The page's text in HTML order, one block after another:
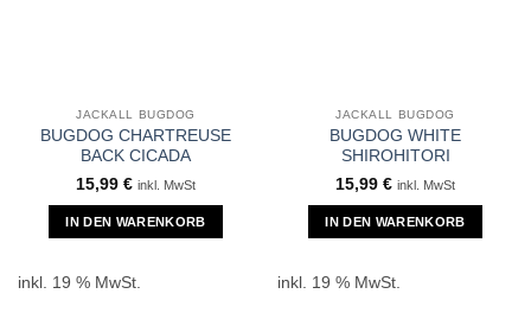
JACKALL BUGDOG
BUGDOG CHARTREUSE
BACK CICADA
15,99 € inkl. MwSt
IN DEN WARENKORB
inkl. 19 % MwSt.
JACKALL BUGDOG
BUGDOG WHITE
SHIROHITORI
15,99 € inkl. MwSt
IN DEN WARENKORB
inkl. 19 % MwSt.